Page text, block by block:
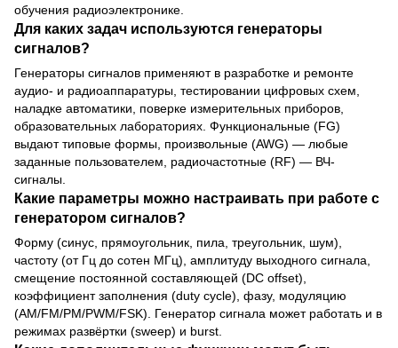
обучения радиоэлектронике.
Для каких задач используются генераторы
сигналов?
Генераторы сигналов применяют в разработке и ремонте
аудио- и радиоаппаратуры, тестировании цифровых схем,
наладке автоматики, поверке измерительных приборов,
образовательных лабораториях. Функциональные (FG)
выдают типовые формы, произвольные (AWG) — любые
заданные пользователем, радиочастотные (RF) — ВЧ-
сигналы.
Какие параметры можно настраивать при работе с
генератором сигналов?
Форму (синус, прямоугольник, пила, треугольник, шум),
частоту (от Гц до сотен МГц), амплитуду выходного сигнала,
смещение постоянной составляющей (DC offset),
коэффициент заполнения (duty cycle), фазу, модуляцию
(AM/FM/PM/PWM/FSK). Генератор сигнала может работать и в
режимах развёртки (sweep) и burst.